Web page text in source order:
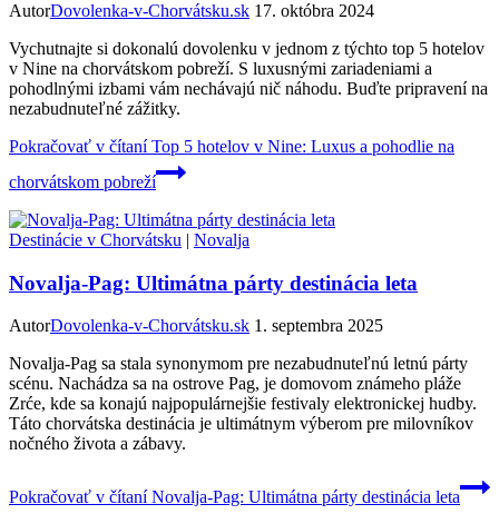
AutorDovolenka-v-Chorvátsku.sk 17. októbra 2024
Vychutnajte si dokonalú dovolenku v jednom z týchto top 5 hotelov
v Nine na chorvátskom pobreží. S luxusnými zariadeniami a
pohodlnými izbami vám nechávajú nič náhodu. Buďte pripravení na
nezabudnuteľné zážitky.
Pokračovať v čítaníTop 5 hotelov v Nine: Luxus a pohodlie na
chorvátskom pobreží
Destinácie v Chorvátsku | Novalja
Novalja-Pag: Ultimátna párty destinácia leta
AutorDovolenka-v-Chorvátsku.sk 1. septembra 2025
Novalja-Pag sa stala synonymom pre nezabudnuteľnú letnú párty
scénu. Nachádza sa na ostrove Pag, je domovom známeho pláže
Zrće, kde sa konajú najpopulárnejšie festivaly elektronickej hudby.
Táto chorvátska destinácia je ultimátnym výberom pre milovníkov
nočného života a zábavy.
Pokračovať v čítaníNovalja-Pag: Ultimátna párty destinácia leta